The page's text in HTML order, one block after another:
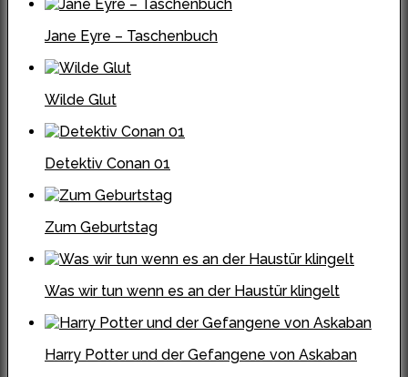
Jane Eyre – Taschenbuch
Wilde Glut
Detektiv Conan 01
Zum Geburtstag
Was wir tun wenn es an der Haustür klingelt
Harry Potter und der Gefangene von Askaban